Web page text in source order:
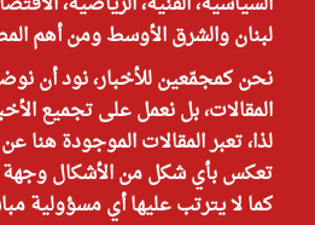
لبنان والشرق الأوسط ومن أهم
نحن كمجمّعين للأخبار، نود أن
المقالات، بل نعمل على تجميع
لذا، تعبر المقالات الموجودة هنا
تعكس بأي شكل من الأشكال
كما لا يترتب عليها أي مسؤولية